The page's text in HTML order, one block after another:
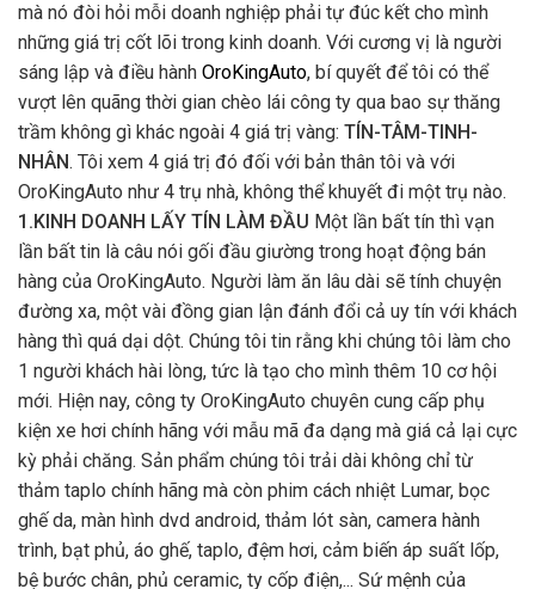
mà nó đòi hỏi mỗi doanh nghiệp phải tự đúc kết cho mình
những giá trị cốt lõi trong kinh doanh. Với cương vị là người
sáng lập và điều hành OroKingAuto, bí quyết để tôi có thể
vượt lên quãng thời gian chèo lái công ty qua bao sự thăng
trầm không gì khác ngoài 4 giá trị vàng: TÍN-TÂM-TINH-
NHÂN. Tôi xem 4 giá trị đó đối với bản thân tôi và với
OroKingAuto như 4 trụ nhà, không thể khuyết đi một trụ nào.
1.KINH DOANH LẤY TÍN LÀM ĐẦU Một lần bất tín thì vạn
lần bất tin là câu nói gối đầu giường trong hoạt động bán
hàng của OroKingAuto. Người làm ăn lâu dài sẽ tính chuyện
đường xa, một vài đồng gian lận đánh đổi cả uy tín với khách
hàng thì quá dại dột. Chúng tôi tin rằng khi chúng tôi làm cho
1 người khách hài lòng, tức là tạo cho mình thêm 10 cơ hội
mới. Hiện nay, công ty OroKingAuto chuyên cung cấp phụ
kiện xe hơi chính hãng với mẫu mã đa dạng mà giá cả lại cực
kỳ phải chăng. Sản phẩm chúng tôi trải dài không chỉ từ
thảm taplo chính hãng mà còn phim cách nhiệt Lumar, bọc
ghế da, màn hình dvd android, thảm lót sàn, camera hành
trình, bạt phủ, áo ghế, taplo, đệm hơi, cảm biến áp suất lốp,
bệ bước chân, phủ ceramic, ty cốp điện,... Sứ mệnh của